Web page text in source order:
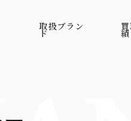
取扱ブラン
ド 績